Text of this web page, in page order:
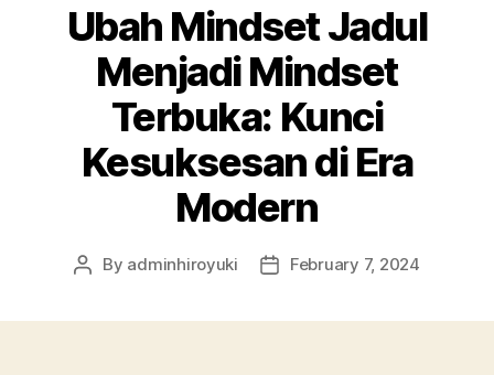
Ubah Mindset Jadul
Menjadi Mindset
Terbuka: Kunci
Kesuksesan di Era
Modern
By adminhiroyuki February 7, 2024